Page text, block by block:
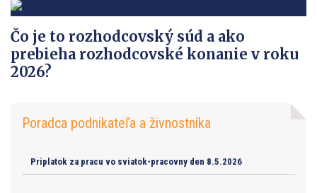
Čo je to rozhodcovský súd a ako
prebieha rozhodcovské konanie v roku
2026?
Poradca podnikateľa a živnostníka
Priplatok za pracu vo sviatok-pracovny den 8.5.2026